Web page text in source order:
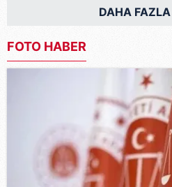
DAHA
FOTO HABER